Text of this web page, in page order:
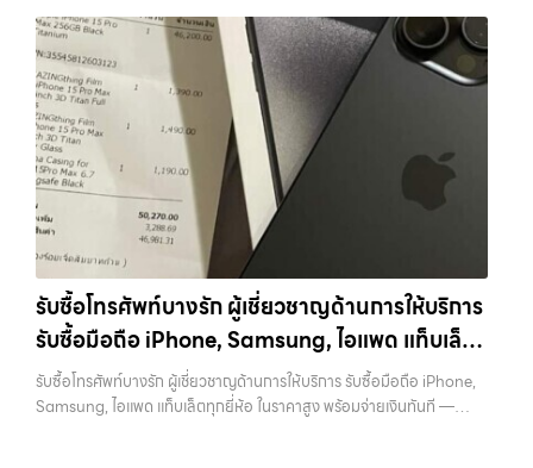
ต้องการเปลี่ยนรุ่น หรือต้องการเงินด่วน เราจึงมอบบริการประเมินสภาพ
เครื่อง ฟรี ปราบปรามความยุ่งยากทั้งหลาย โดยเน้น โปร่งใส มั่นใจได้ และ
จ่ายเงินทันทีเมื่อตกลงซื้อขายสำเร็จ บริการของเราครอบคลุมทั้ง iPhone
สายใหม่-เก่า, Samsung ทุกรุ่น, iPad และแท็บเล็ตทุกแบรนด์ เรารับถึงแม้
จะอยู่ในสภาพใช้งานแล้ว ตกแต่งแล้ว หรือมีรอยบ้าง เพราะมูลค่าของเครื่อง
ไม่ได้ขึ้นอยู่แค่ยี่ห้อ แต่ขึ้นอยู่กับสภาพจริง ความครบชุด และความสะดวกใน
การขายของคุณ เราจึงตั้งใจให้บริการในเขต ลาดพร้าว, รัชดา, บางรัก,
แจ้งวัฒนะ, บางแค, วัชรพล, รามอินทรา, บางนา, บางพลี, เกษตรนวมินทร์,
เสนานิคม, วังหิน อย่างเต็มที่ ไม่ว่าคุณจะค้นหาคำว่า “รับซื้อมือถือใกล้ฉัน”,
“รับซื้อโทรศัพท์มือสองกรุงเทพ”, “ขาย iPad ได้ราคา”, “รับซื้อแท็บเล็ต
กรุงเทพถึงที่”, หรือ “รับซื้อ Samsung มือสอง ราคาสูง” — ที่นี่คือคำตอบ
เพราะบริการของเรามุ่งตรงให้คุณได้รับราคาและความสะดวกสบายที่เหนือ
กว่า เลือกเราแล้วคุณจะได้บริการที่คุณไว้วางใจ พร้อมทีมงานที่พร้อม
อำนวยความสะดวก นัดรับถึงที่ ตรวจสภาพอย่างมืออาชีพ และจ่ายเงินทันที
ทั้งหมดนี้เพื่อให้การขายอุปกรณ์ของคุณเป็นเรื่องง่ายขึ้น ดีกว่า รวดเร็วกว่า
และคุ้มค่ากว่า ทำไมต้องเลือกเรา ผู้เชี่ยวชาญด้านการให้บริการ รับซื้อมือถือ
iPhone, Samsung, ไอแพด แท็บเล็ตทุกยี่ห้อ ในราคาสูง พร้อมจ่ายเงิน
วัชรพล รามอินทรา รับซื้อแท็บเล็ตบางพลี — รับซื้อมือถือ หรือ รับซื้อ
แท็บเล็ต ที่ให้ราคาเป็นธรรมและบริการรวดเร็ว บริการครอบคลุมทั่วกรุงเทพ
และพื้นที่ใกล้เคียง รับซื้อแท็บเล็ตบางพลี รับซื้อมือถือ หรือ รับซื้อแท็บเล็ต ที่
ให้ราคาเป็นธรรมและบริการรวดเร็ว บริการครอบคลุมทั่วกรุงเทพ และพื้นที่
ใกล้เคียง รับซื้อ Samsung… รับซื้อแท็บเล็ตบางพลี รับซื้อ Samsung
และมือถือ Android ทุกยี่ห้อ ไม่ว่าจะรุ่นใหม่หรือรุ่นเก่า ประสบการณ์เหนือ
ระดับกับการ รับซื้อไอโฟน, รับซื้อไอแพด, รับซื้อมือถือ ยินดีต้อนรับสู่ “รับซื้อ
ขายมือถือ.com” เว็บไซต์ที่คุณไว้วางใจได้ สำหรับบริการ รับซื้อ มือถือ
iPhone, Samsung, iPad, แท็บเล็ต ทุกยี่ห้อ ให้ราคาสูง พร้อมจ่ายเงิน
ทันที ครอบคลุมพื้นที่ ลาดพร้าว, รัชดา, บางรัก, แจ้งวัฒนะ, บางแค, วัชรพล,
รามอินทรา และเขตกรุงเทพฯ ใกล้ “ใกล้ ฉัน” ที่สุด ในยุคที่สมาร์ทโฟน
แท็บเล็ต และอุปกรณ์ไอทีใหม่ๆ เปลี่ยนรุ่นกันแทบทุกช่วงเวลา อุปกรณ์ที่คุณ
ใช้แล้วอาจกลายเป็นของที่ไม่ได้ใช้งานอยู่เฉยๆ เว็บไซต์ของเราจึงเกิดขึ้นเพื่อ
เป็นทางเลือกให้คุณสามารถเปลี่ยนอุปกรณ์ที่ไม่ใช้แล้วให้กลายเป็นเงินสดได้
ทันที ด้วยบริการ รับซื้อไอโฟน, รับซื้อไอแพด, รับซื้อมือถือ, รับซื้อโทรศัพท์,
รับซื้อโน๊ตบุ๊ค, รับซื้อแท็บเล็ต, รับซื้อสินค้าไอทีกรุงเทพมหานคร อย่างครบ
วงจร ไม่ว่าคุณจะอยู่โซนเมืองหรือเขตชานเมือง เรามีทีมงานพร้อมให้บริการ
รับซื้อโทรศัพท์บางรัก ผู้เชี่ยวชาญด้านการให้บริการ
รับซื้อมือถือ iPhone, Samsung, ไอแพด แท็บเล็ต
ทุกยี่ห้อ ในราคาสูง พร้อมจ่ายเงินทันที
รับซื้อโทรศัพท์บางรัก ผู้เชี่ยวชาญด้านการให้บริการ รับซื้อมือถือ iPhone,
Samsung, ไอแพด แท็บเล็ตทุกยี่ห้อ ในราคาสูง พร้อมจ่ายเงินทันที —